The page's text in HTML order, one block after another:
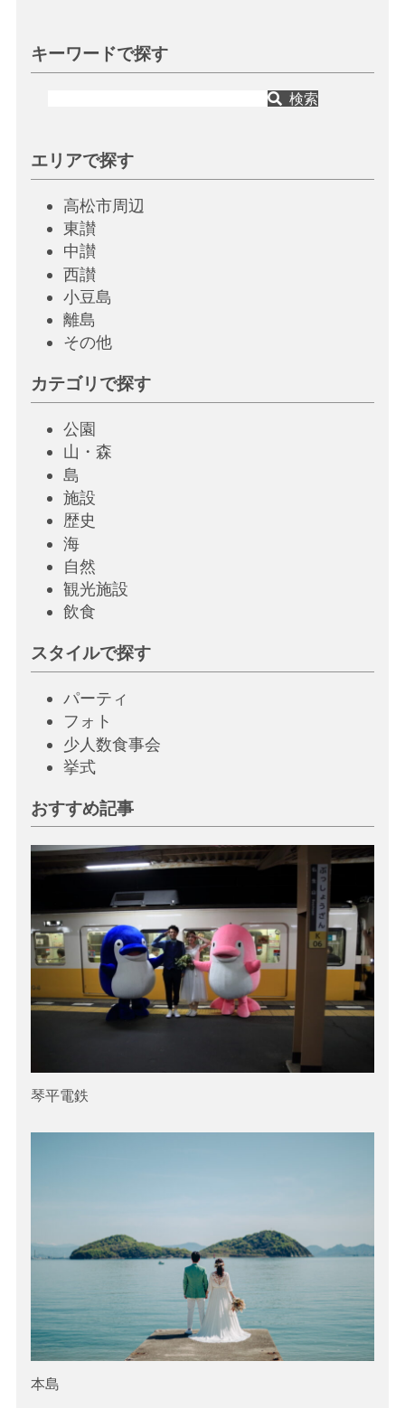
キーワードで探す
検索
エリアで探す
高松市周辺
東讃
中讃
西讃
小豆島
離島
その他
カテゴリで探す
公園
山・森
島
施設
歴史
海
自然
観光施設
飲食
スタイルで探す
パーティ
フォト
少人数食事会
挙式
おすすめ記事
琴平電鉄
本島